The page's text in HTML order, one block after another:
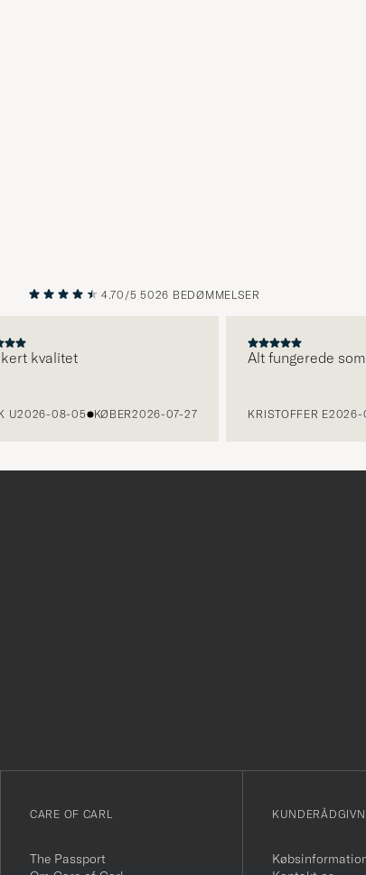
FORRIGE
4.70/5 5026 BEDØMMELSER
kvalitet
2026-08-05 KØBER2026-07-27
Alt fungerede som
KRISTOFFER E2026-07-
till
nyhetsbrev!
CARE OF CARL
The Passport